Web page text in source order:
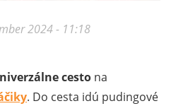
2024 - 11:18
cesto na
. Do cesta idú pudingové